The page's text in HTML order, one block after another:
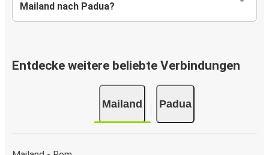
Mailand nach Padua?
Entdecke weitere beliebte Verbindungen
Mailand Padua